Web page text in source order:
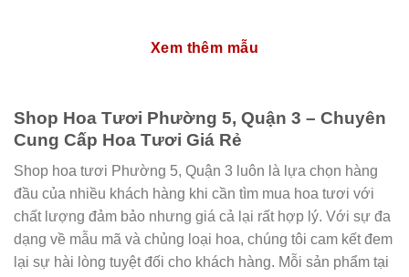
Xem thêm mẫu
Shop Hoa Tươi Phường 5, Quận 3 – Chuyên
Cung Cấp Hoa Tươi Giá Rẻ
Shop hoa tươi Phường 5, Quận 3 luôn là lựa chọn hàng
đầu của nhiều khách hàng khi cần tìm mua hoa tươi với
chất lượng đảm bảo nhưng giá cả lại rất hợp lý. Với sự đa
dạng về mẫu mã và chủng loại hoa, chúng tôi cam kết đem
lại sự hài lòng tuyệt đối cho khách hàng. Mỗi sản phẩm tại